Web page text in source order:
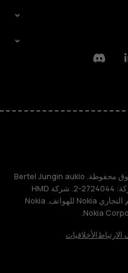
Discord
TM و © 2026 HMD Global. جميع الحقوق محفوظة. Bertel Jungin aukio
9, 02600 Espoo, Finland. مُعرِّف الشركة: 2724044-2. شركة HMD
Global Oy حاصلة على ترخيص من الاسم التجاري Nokia للهواتف. Nokia
الأخلاقيات